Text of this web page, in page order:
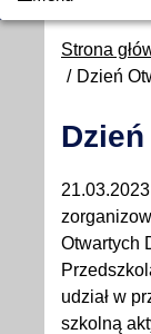
Strona
Dzień
Otwartych
udział w
szkolną